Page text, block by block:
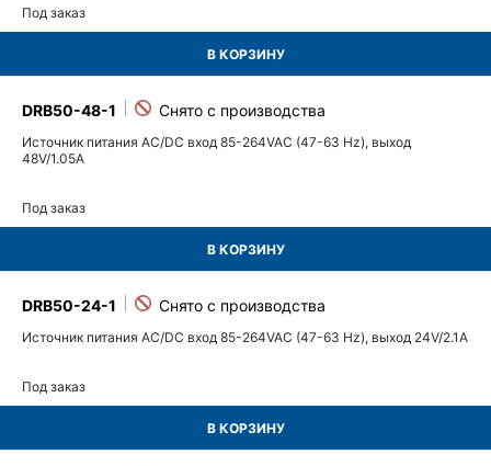
Под заказ
В КОРЗИНУ
DRB50-48-1
Источник питания AC/DC вход 85-264VAC (47-63 Hz), выход
48V/1.05A
Под заказ
В КОРЗИНУ
DRB50-24-1
Источник питания AC/DC вход 85-264VAC (47-63 Hz), выход 24V/2.1A
Под заказ
В КОРЗИНУ